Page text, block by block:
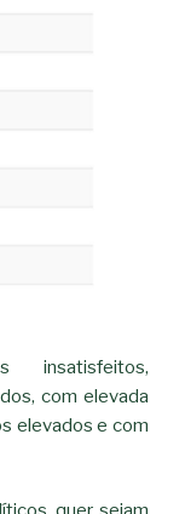
com elevada
elevados e com